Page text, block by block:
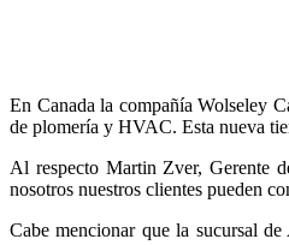
En Canada la compañía Wolseley
de plomería y HVAC. Esta nueva
Al respecto Martin Zver, Gerente
nosotros nuestros clientes pueden
Cabe mencionar que la sucursal